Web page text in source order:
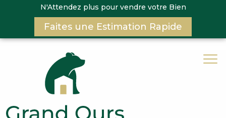
N'Attendez plus pour vendre votre Bien
Faites une Estimation Rapide